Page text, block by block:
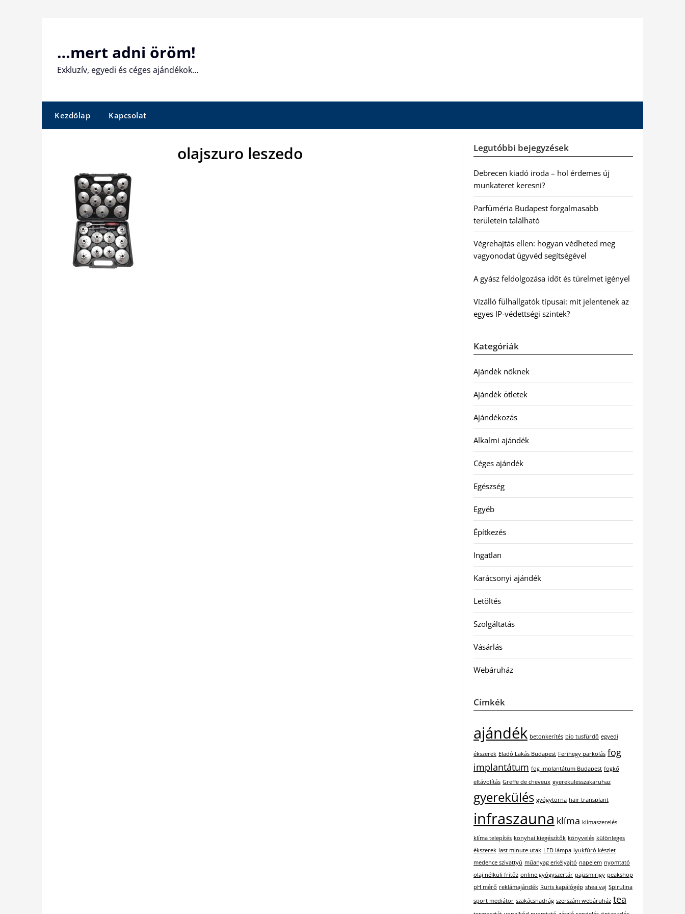
…mert adni öröm!
Exkluzív, egyedi és céges ajándékok…
Kezdőlap Kapcsolat
olajszuro leszedo Legutóbbi bejegyzések
Debrecen kiadó iroda – hol érdemes új
munkateret keresni?
Parfüméria Budapest forgalmasabb
területein található
Végrehajtás ellen: hogyan védheted meg
vagyonodat ügyvéd segítségével
A gyász feldolgozása időt és türelmet igényel
Vízálló fülhallgatók típusai: mit jelentenek az
egyes IP-védettségi szintek?
Kategóriák
Ajándék nőknek
Ajándék ötletek
Ajándékozás
Alkalmi ajándék
Céges ajándék
Egészség
Egyéb
Építkezés
Ingatlan
Karácsonyi ajándék
Letöltés
Szolgáltatás
Vásárlás
Webáruház
Címkék
ajándék betonkerítés bio tusfürdő egyedi
ékszerek Eladó Lakás Budapest Ferihegy parkolás fog
implantátum fog implantátum Budapest fogkő
eltávolítás Greffe de cheveux gyerekulesszakaruhaz
gyerekülés gyógytorna hair transplant
infraszauna klíma klímaszerelés
klíma telepítés konyhai kiegészítők könyvelés különleges
ékszerek last minute utak LED lámpa lyukfúró készlet
medence szivattyú műanyag erkélyajtó napelem nyomtató
olaj nélküli fritőz online gyógyszertár pajzsmirigy peakshop
pH mérő reklámajándék Ruris kapálógép shea vaj Spirulina
sport mediátor szakácsnadrág szerszám webáruház tea